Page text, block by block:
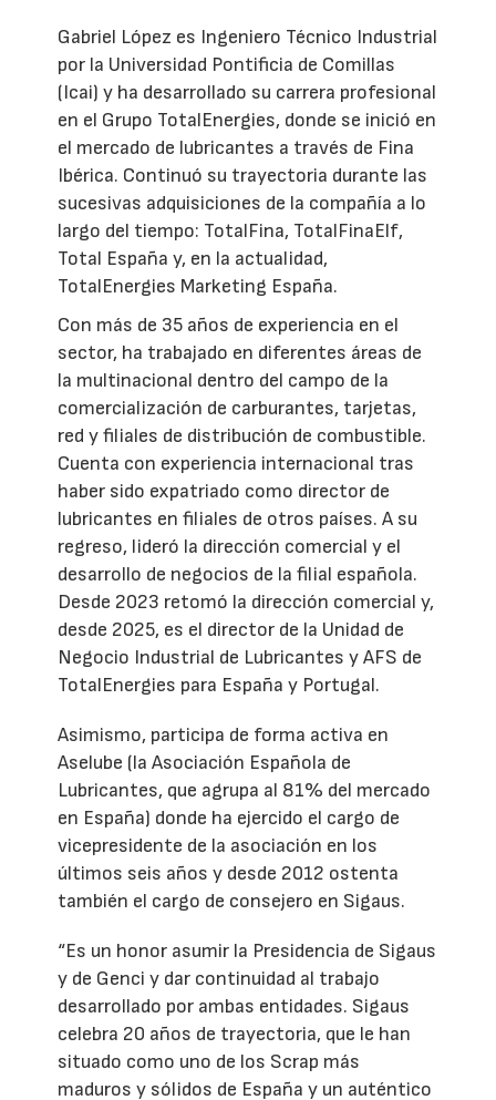
Gabriel López es Ingeniero Técnico Industrial
por la Universidad Pontificia de Comillas
(Icai) y ha desarrollado su carrera profesional
en el Grupo TotalEnergies, donde se inició en
el mercado de lubricantes a través de Fina
Ibérica. Continuó su trayectoria durante las
sucesivas adquisiciones de la compañía a lo
largo del tiempo: TotalFina, TotalFinaElf,
Total España y, en la actualidad,
TotalEnergies Marketing España.
Con más de 35 años de experiencia en el
sector, ha trabajado en diferentes áreas de
la multinacional dentro del campo de la
comercialización de carburantes, tarjetas,
red y filiales de distribución de combustible.
Cuenta con experiencia internacional tras
haber sido expatriado como director de
lubricantes en filiales de otros países. A su
regreso, lideró la dirección comercial y el
desarrollo de negocios de la filial española.
Desde 2023 retomó la dirección comercial y,
desde 2025, es el director de la Unidad de
Negocio Industrial de Lubricantes y AFS de
TotalEnergies para España y Portugal.
Asimismo, participa de forma activa en
Aselube (la Asociación Española de
Lubricantes, que agrupa al 81% del mercado
en España) donde ha ejercido el cargo de
vicepresidente de la asociación en los
últimos seis años y desde 2012 ostenta
también el cargo de consejero en Sigaus.
“Es un honor asumir la Presidencia de Sigaus
y de Genci y dar continuidad al trabajo
desarrollado por ambas entidades. Sigaus
celebra 20 años de trayectoria, que le han
situado como uno de los Scrap más
maduros y sólidos de España y un auténtico